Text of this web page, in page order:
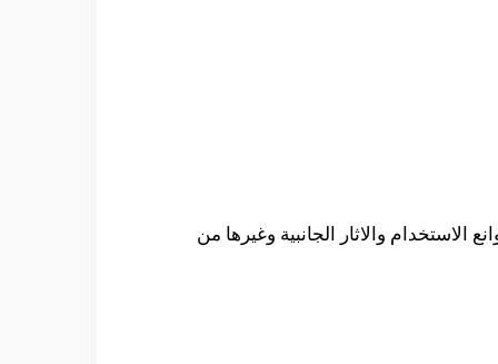
والاثار الجانبية وغيرها من